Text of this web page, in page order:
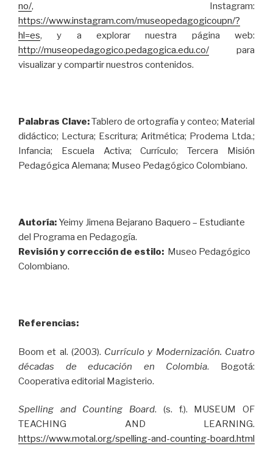
no/, Instagram:
https://www.instagram.com/museopedagogicoupn/?
hl=es, y a explorar nuestra página web:
http://museopedagogico.pedagogica.edu.co/ para
visualizar y compartir nuestros contenidos.
Palabras Clave:Tablero de ortografía y conteo; Material
didáctico; Lectura; Escritura; Aritmética; Prodema Ltda.;
Infancia; Escuela Activa; Currículo; Tercera Misión
Pedagógica Alemana; Museo Pedagógico Colombiano.
Autoría: Yeimy Jimena Bejarano Baquero – Estudiante
del Programa en Pedagogía.
Revisión y corrección de estilo: Museo Pedagógico
Colombiano.
Referencias:
Boom et al. (2003). Currículo y Modernización. Cuatro
décadas de educación en Colombia. Bogotá:
Cooperativa editorial Magisterio.
Spelling and Counting Board. (s. f.). MUSEUM OF
TEACHING AND LEARNING.
https://www.motal.org/spelling-and-counting-board.html